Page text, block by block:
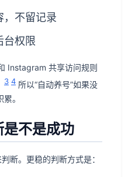
，不留记录
台权限
Instagram 共享访问规则
3 4 所以“自动养号”如果没
。
不是成功
断。更稳的判断方式是：